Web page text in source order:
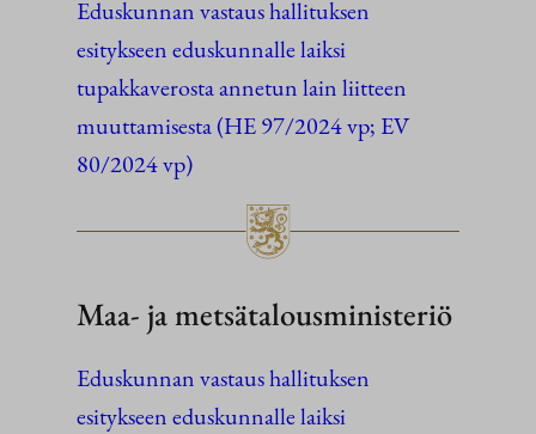
Eduskunnan vastaus hallituksen
esitykseen eduskunnalle laiksi
tupakkaverosta annetun lain liitteen
muuttamisesta (HE 97/2024 vp; EV
80/2024 vp)
Maa- ja metsätalousministeriö
Eduskunnan vastaus hallituksen
esitykseen eduskunnalle laiksi